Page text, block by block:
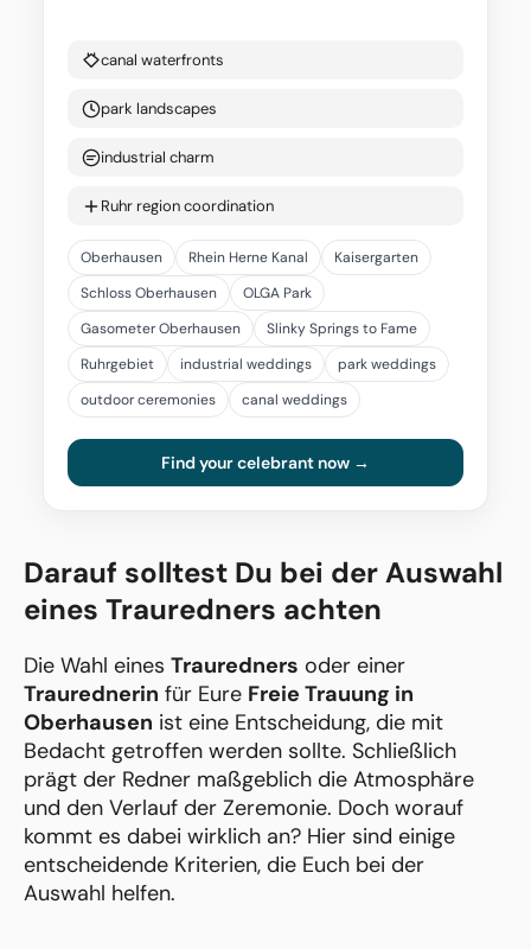
canal waterfronts
park landscapes
industrial charm
Ruhr region coordination
Oberhausen Rhein Herne Kanal
Kaisergarten
Schloss Oberhausen
OLGA Park
Gasometer Oberhausen
Slinky Springs to Fame
Ruhrgebiet
industrial weddings
park weddings
outdoor ceremonies
canal weddings
Find your celebrant now →
Darauf solltest Du bei der Auswahl
eines Trauredners achten
Die Wahl eines Trauredners oder einer
Traurednerin für Eure Freie Trauung in
Oberhausen ist eine Entscheidung, die mit
Bedacht getroffen werden sollte. Schließlich
prägt der Redner maßgeblich die Atmosphäre
und den Verlauf der Zeremonie. Doch worauf
kommt es dabei wirklich an? Hier sind einige
entscheidende Kriterien, die Euch bei der
Auswahl helfen.